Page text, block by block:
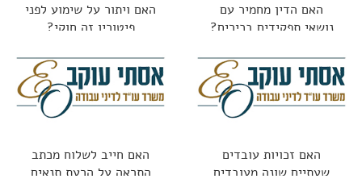
האם הדין מחמיר עם
נושאי תפקידים בכירים?
האם ויתור על שימוע לפני
פיטורין זה חוקי?
האם זכויות עובדים
שעתיים שונה מעובדים
האם חייב לשלוח מכתב
התראה על הרעת תנאים